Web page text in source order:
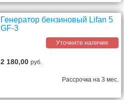
Генератор бензиновый Lifan 5
GF-3
Уточните наличие
2 180,00руб.
Рассрочка на 3 мес.